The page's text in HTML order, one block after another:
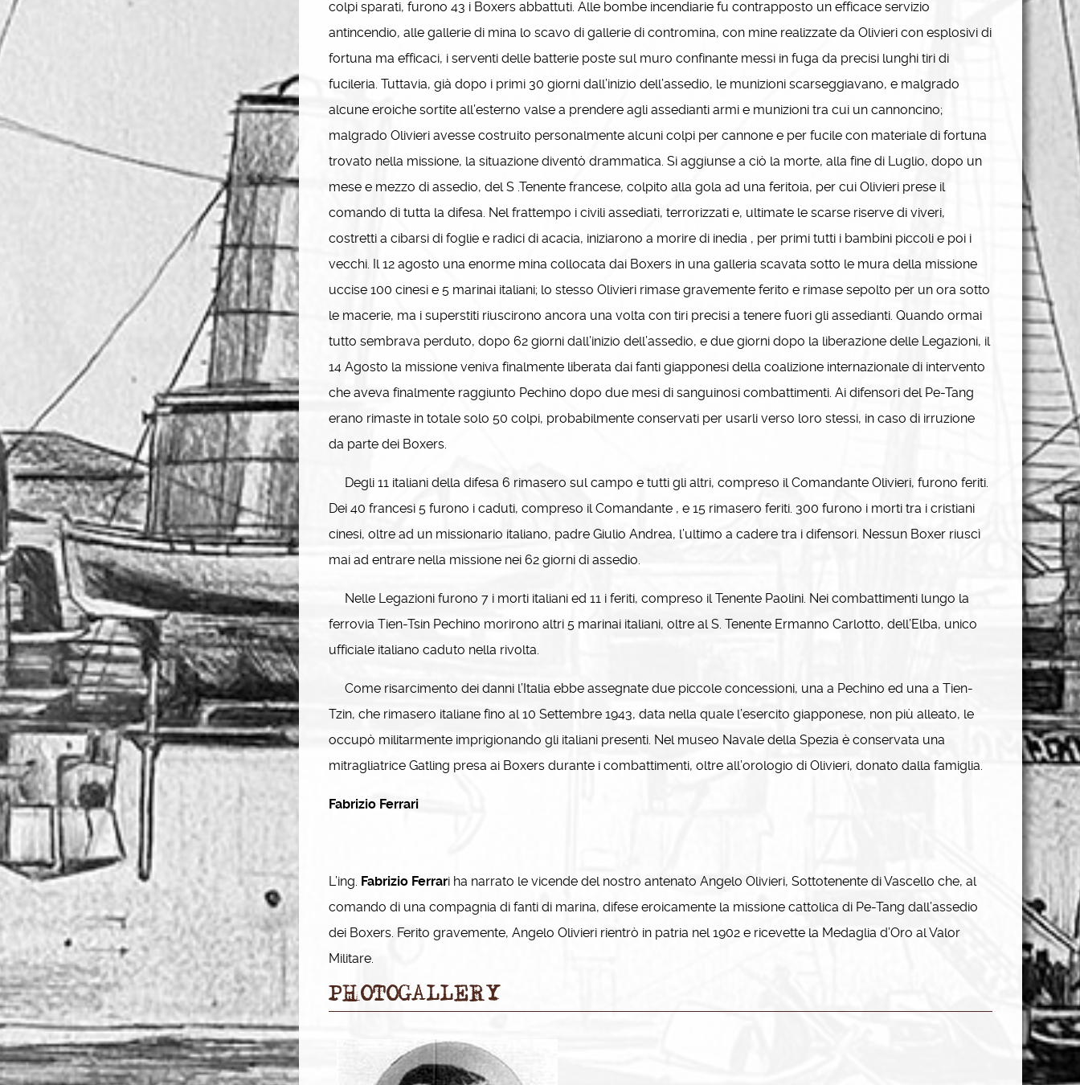
colpi sparati, furono 43 i Boxers abbattuti. Alle bombe incendiarie fu contrapposto un efficace servizio
antincendio, alle gallerie di mina lo scavo di gallerie di contromina, con mine realizzate da Olivieri con esplosivi di
fortuna ma efficaci, i serventi delle batterie poste sul muro confinante messi in fuga da precisi lunghi tiri di
fucileria. Tuttavia, già dopo i primi 30 giorni dall’inizio dell’assedio, le munizioni scarseggiavano, e malgrado
alcune eroiche sortite all’esterno valse a prendere agli assedianti armi e munizioni tra cui un cannoncino;
malgrado Olivieri avesse costruito personalmente alcuni colpi per cannone e per fucile con materiale di fortuna
trovato nella missione, la situazione diventò drammatica. Si aggiunse a ciò la morte, alla fine di Luglio, dopo un
mese e mezzo di assedio, del S .Tenente francese, colpito alla gola ad una feritoia, per cui Olivieri prese il
comando di tutta la difesa. Nel frattempo i civili assediati, terrorizzati e, ultimate le scarse riserve di viveri,
costretti a cibarsi di foglie e radici di acacia, iniziarono a morire di inedia , per primi tutti i bambini piccoli e poi i
vecchi. Il 12 agosto una enorme mina collocata dai Boxers in una galleria scavata sotto le mura della missione
uccise 100 cinesi e 5 marinai italiani; lo stesso Olivieri rimase gravemente ferito e rimase sepolto per un ora sotto
le macerie, ma i superstiti riuscirono ancora una volta con tiri precisi a tenere fuori gli assedianti. Quando ormai
tutto sembrava perduto, dopo 62 giorni dall’inizio dell’assedio, e due giorni dopo la liberazione delle Legazioni, il
14 Agosto la missione veniva finalmente liberata dai fanti giapponesi della coalizione internazionale di intervento
che aveva finalmente raggiunto Pechino dopo due mesi di sanguinosi combattimenti. Ai difensori del Pe-Tang
erano rimaste in totale solo 50 colpi, probabilmente conservati per usarli verso loro stessi, in caso di irruzione
da parte dei Boxers.
Degli 11 italiani della difesa 6 rimasero sul campo e tutti gli altri, compreso il Comandante Olivieri, furono feriti.
Dei 40 francesi 5 furono i caduti, compreso il Comandante , e 15 rimasero feriti. 300 furono i morti tra i cristiani
cinesi, oltre ad un missionario italiano, padre Giulio Andrea, l’ultimo a cadere tra i difensori. Nessun Boxer riuscì
mai ad entrare nella missione nei 62 giorni di assedio.
Nelle Legazioni furono 7 i morti italiani ed 11 i feriti, compreso il Tenente Paolini. Nei combattimenti lungo la
ferrovia Tien-Tsin Pechino morirono altri 5 marinai italiani, oltre al S. Tenente Ermanno Carlotto, dell’Elba, unico
ufficiale italiano caduto nella rivolta.
Come risarcimento dei danni l’Italia ebbe assegnate due piccole concessioni, una a Pechino ed una a Tien-
Tzin, che rimasero italiane fino al 10 Settembre 1943, data nella quale l’esercito giapponese, non più alleato, le
occupò militarmente imprigionando gli italiani presenti. Nel museo Navale della Spezia è conservata una
mitragliatrice Gatling presa ai Boxers durante i combattimenti, oltre all’orologio di Olivieri, donato dalla famiglia.
Fabrizio Ferrari
L’ing. Fabrizio Ferrari ha narrato le vicende del nostro antenato Angelo Olivieri, Sottotenente di Vascello che, al
comando di una compagnia di fanti di marina, difese eroicamente la missione cattolica di Pe-Tang dall’assedio
dei Boxers. Ferito gravemente, Angelo Olivieri rientrò in patria nel 1902 e ricevette la Medaglia d’Oro al Valor
Militare.
PHOTOGALLERY